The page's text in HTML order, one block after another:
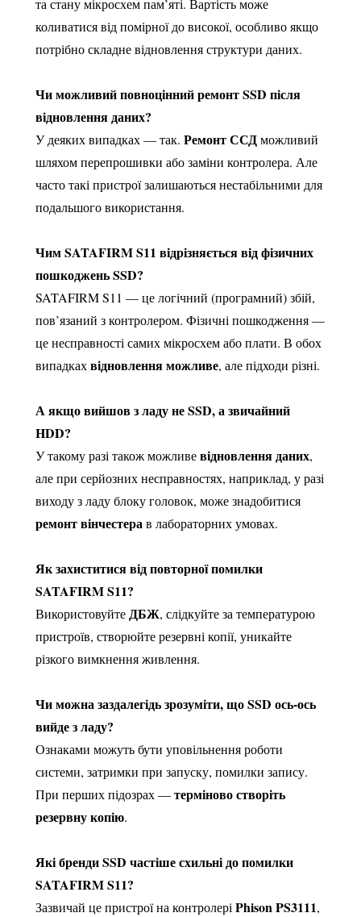
та стану мікросхем пам’яті. Вартість може
коливатися від помірної до високої, особливо якщо
потрібно складне відновлення структури даних.
Чи можливий повноцінний ремонт SSD після
відновлення даних?
У деяких випадках — так.Ремонт ССДможливий
шляхом перепрошивки або заміни контролера. Але
часто такі пристрої залишаються нестабільними для
подальшого використання.
Чим SATAFIRM S11 відрізняється від фізичних
пошкоджень SSD?
SATAFIRM S11 — це логічний (програмний) збій,
пов’язаний з контролером. Фізичні пошкодження —
це несправності самих мікросхем або плати. В обох
випадкахвідновлення можливе, але підходи різні.
А якщо вийшов з ладу не SSD, а звичайний
HDD?
У такому разі також можливевідновлення даних,
але при серйозних несправностях, наприклад, у разі
виходу з ладу блоку головок, може знадобитися
ремонт вінчестерав лабораторних умовах.
Як захиститися від повторної помилки
SATAFIRM S11?
Використовуйте ДБЖ, слідкуйте за температурою
пристроїв, створюйте резервні копії, уникайте
різкого вимкнення живлення.
Чи можна заздалегідь зрозуміти, що SSD ось-ось
вийде з ладу?
Ознаками можуть бути уповільнення роботи
системи, затримки при запуску, помилки запису.
При перших підозрах —терміново створіть
резервну копію.
Які бренди SSD частіше схильні до помилки
SATAFIRM S11?
Зазвичай це пристрої на контролеріPhison PS3111,